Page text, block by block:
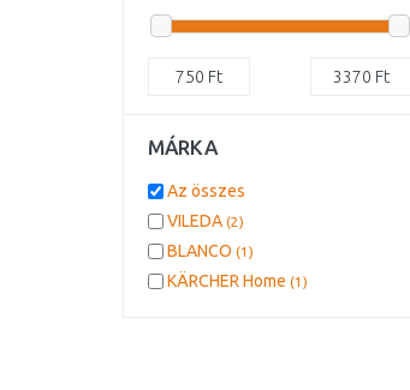
750 Ft 3370 Ft
MÁRKA
Az összes
VILEDA (2)
BLANCO (1)
KÄRCHER Home (1)